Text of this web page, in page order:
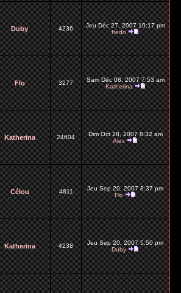
Duby 4236
Jeu Déc 27, 2007 10:17 pm
fredo
Flo 3277
Sam Déc 08, 2007 7:53 am
Katherina
Katherina 24604
Dim Oct 28, 2007 8:32 am
Alex
Célou 4811
Jeu Sep 20, 2007 8:37 pm
Flo
Katherina 4238
Jeu Sep 20, 2007 5:50 pm
Duby